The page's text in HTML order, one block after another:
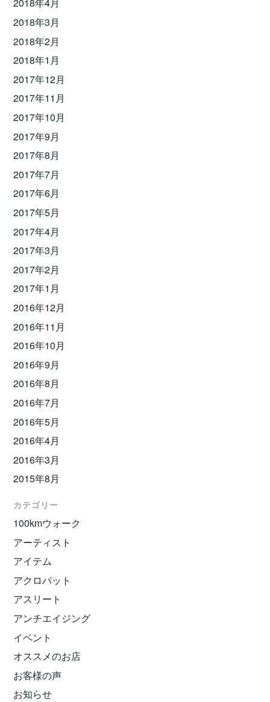
2018年4月
2018年3月
2018年2月
2018年1月
2017年12月
2017年11月
2017年10月
2017年9月
2017年8月
2017年7月
2017年6月
2017年5月
2017年4月
2017年3月
2017年2月
2017年1月
2016年12月
2016年11月
2016年10月
2016年9月
2016年8月
2016年7月
2016年5月
2016年4月
2016年3月
2015年8月
カテゴリー
100kmウォーク
アーティスト
アイテム
アクロバット
アスリート
アンチエイジング
イベント
オススメのお店
お客様の声
お知らせ